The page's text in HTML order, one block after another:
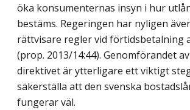
öka konsumenternas insyn i hur
bestäms. Regeringen har nyligen
rättvisare regler vid förtidsbetalning
(prop. 2013/14:44). Genomförandet
direktivet är ytterligare ett viktigt
säkerställa att den svenska
fungerar väl.